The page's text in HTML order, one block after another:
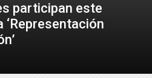
participan este
‘Representación